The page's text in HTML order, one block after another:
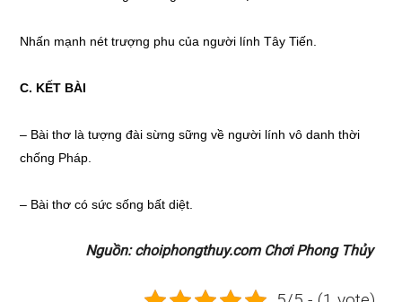
Nhấn mạnh nét trượng phu của người lính Tây Tiến.
C. KẾT BÀI
– Bài thơ là tượng đài sừng sững về người lính vô danh thời
chống Pháp.
– Bài thơ có sức sống bất diệt.
Nguồn: choiphongthuy.com Chơi Phong Thủy